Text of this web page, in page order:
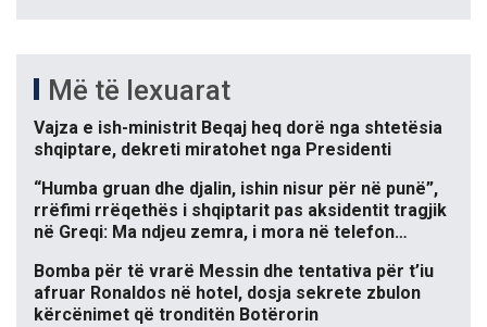
Më të lexuarat
Vajza e ish-ministrit Beqaj heq dorë nga shtetësia
shqiptare, dekreti miratohet nga Presidenti
“Humba gruan dhe djalin, ishin nisur për në punë”,
rrëfimi rrëqethës i shqiptarit pas aksidentit tragjik
në Greqi: Ma ndjeu zemra, i mora në telefon…
Bomba për të vrarë Messin dhe tentativa për t’iu
afruar Ronaldos në hotel, dosja sekrete zbulon
kërcënimet që tronditën Botërorin